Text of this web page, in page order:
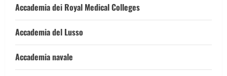
Accademia dei Royal Medical Colleges
Accademia del Lusso
Accademia navale